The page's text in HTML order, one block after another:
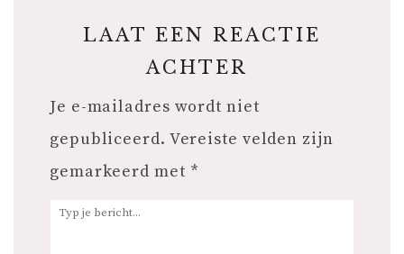
LAAT EEN REACTIE
ACHTER
Je e-mailadres wordt niet
gepubliceerd. Vereiste velden zijn
gemarkeerd met *